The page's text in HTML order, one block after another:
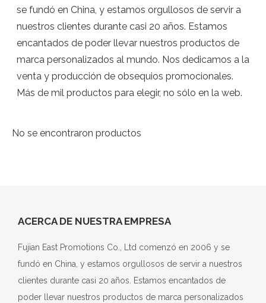
se fundó en China, y estamos orgullosos de servir a
nuestros clientes durante casi 20 años. Estamos
encantados de poder llevar nuestros productos de
marca personalizados al mundo. Nos dedicamos a la
venta y producción de obsequios promocionales.
Más de mil productos para elegir, no sólo en la web.
No se encontraron productos
ACERCA DE NUESTRA EMPRESA
Fujian East Promotions Co., Ltd comenzó en 2006 y se
fundó en China, y estamos orgullosos de servir a nuestros
clientes durante casi 20 años. Estamos encantados de
poder llevar nuestros productos de marca personalizados